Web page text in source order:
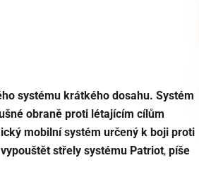
systému krátkého dosahu. Systém
obraně proti létajícím cílům
mobilní systém určený k boji proti
střely systému Patriot, píše